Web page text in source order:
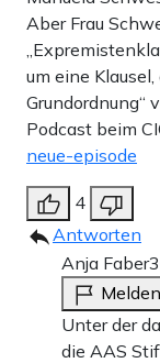
Aber Frau
um eine
Grundordnung“
Podcast beim
neue-episode
4
Antworten
Anja Faber
Melden
Unter der
die AAS